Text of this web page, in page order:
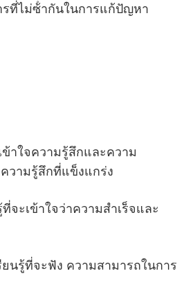
ที่ไม่ซ้ํากันในการแก้ปัญหา
าใจความรู้สึกและความ
วามรู้สึกที่แข็งแกร่ง
จะเข้าใจว่าความสําเร็จและ
ยนรู้ที่จะฟัง ความสามารถในการ